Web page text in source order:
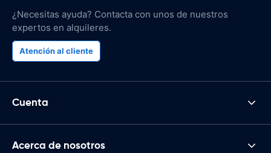
¿Necesitas ayuda? Contacta con unos de nuestros
expertos en alquileres.
Atención al cliente
Cuenta
Acerca de nosotros